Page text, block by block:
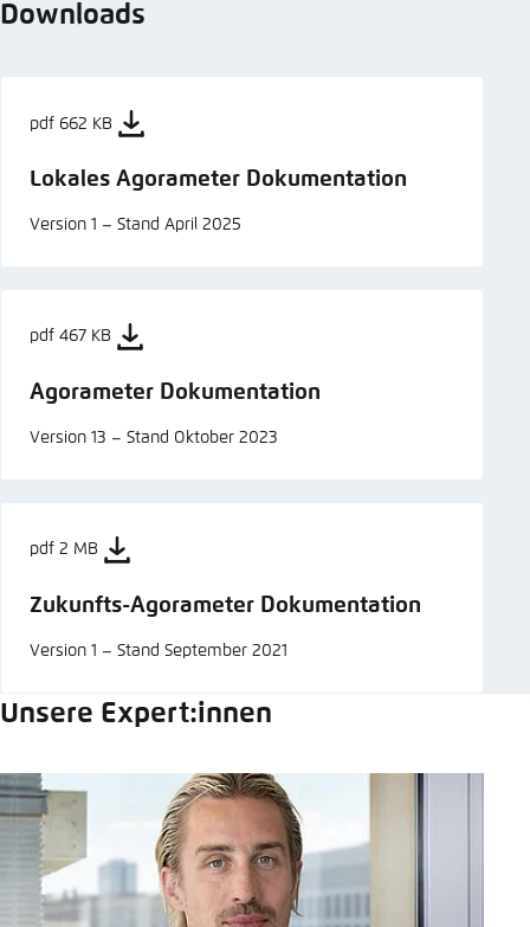
Downloads
pdf 662 KB
Lokales Agorameter Dokumentation
Version 1 – Stand April 2025
pdf 467 KB
Agorameter Dokumentation
Version 13 – Stand Oktober 2023
pdf 2 MB
Zukunfts-Agorameter Dokumentation
Version 1 – Stand September 2021
Unsere Expert:innen